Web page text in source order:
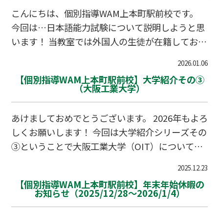
ち取るための最終チェックリスト 大阪の伝統校で
ある清風と、近年さらに人気を高める上宮学園。
どちらも上本町エリアに位置し、当日は独特の緊
張感に包まれます。 残り1週間を切った今、大切
なのは「学力の上積み」よりも「心身のコンディ
ショニング」です。 保護者の方へ：最高の「環
こんにちは、個別指導WAM上本町駅前校です。
今回は…日本語能力試験について説明しようと思
います！ 当教室では外国人の生徒が在籍してお
校や大学に進学したいというニーズが多くありま
す。 せっかくなのでその内容について共有できれ
日本語を勉強している人なら一度は聞いたことが
ある、日本語力を測る代表的な試験です。日本語
を母語としない人を対象としており、日本国内だ
けでなく世界中で実施されています。日本語学習
の成果を「形」にして確認できるため、多くの学
習者が目標としている試験です。 どんなレベルが
ある？ J…
2026.01.06
【個別指導WAM上本町駅前校】大学紹介その③
（大阪工業大学）
あけましておめでとうございます。 2026年もよろ
しくお願いします！ 今回は大学紹介シリーズその
③ということで大阪工業大学（OIT）について紹
持つ私立の理工系総合大学です。実学を重視した
教育により、特に関西圏の製造業や建設業界にお
いて非常に高い評価を得ています。 1. 優れた学部
2025.12.23
【個別指導WAM上本町駅前校】年末年始休暇の
お知らせ（2025/12/28～2026/1/4）